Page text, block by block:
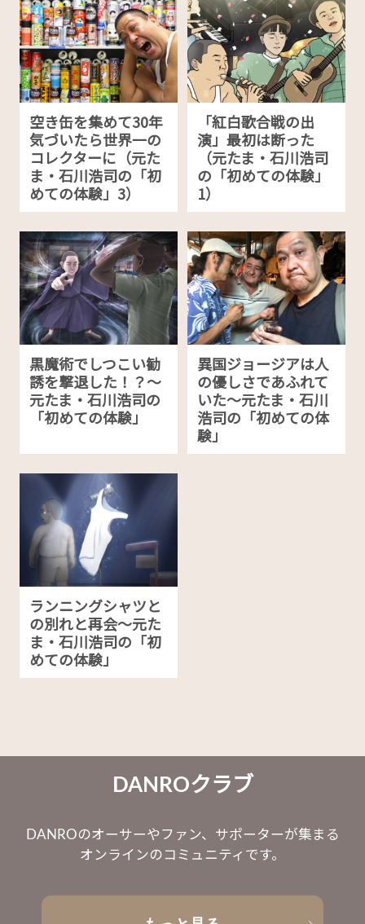
空き缶を集めて30年
気づいたら世界一の
コレクターに（元た
ま・石川浩司の「初
めての体験」3）
「紅白歌合戦の出
演」最初は断った
（元たま・石川浩司
の「初めての体験」
1）
黒魔術でしつこい勧
誘を撃退した！？～
元たま・石川浩司の
「初めての体験」
異国ジョージアは人
の優しさであふれて
いた～元たま・石川
浩司の「初めての体
験」
ランニングシャツと
の別れと再会～元た
ま・石川浩司の「初
めての体験」
DANROクラブ
DANROのオーサーやファン、サポーターが集まる
オンラインのコミュニティです。